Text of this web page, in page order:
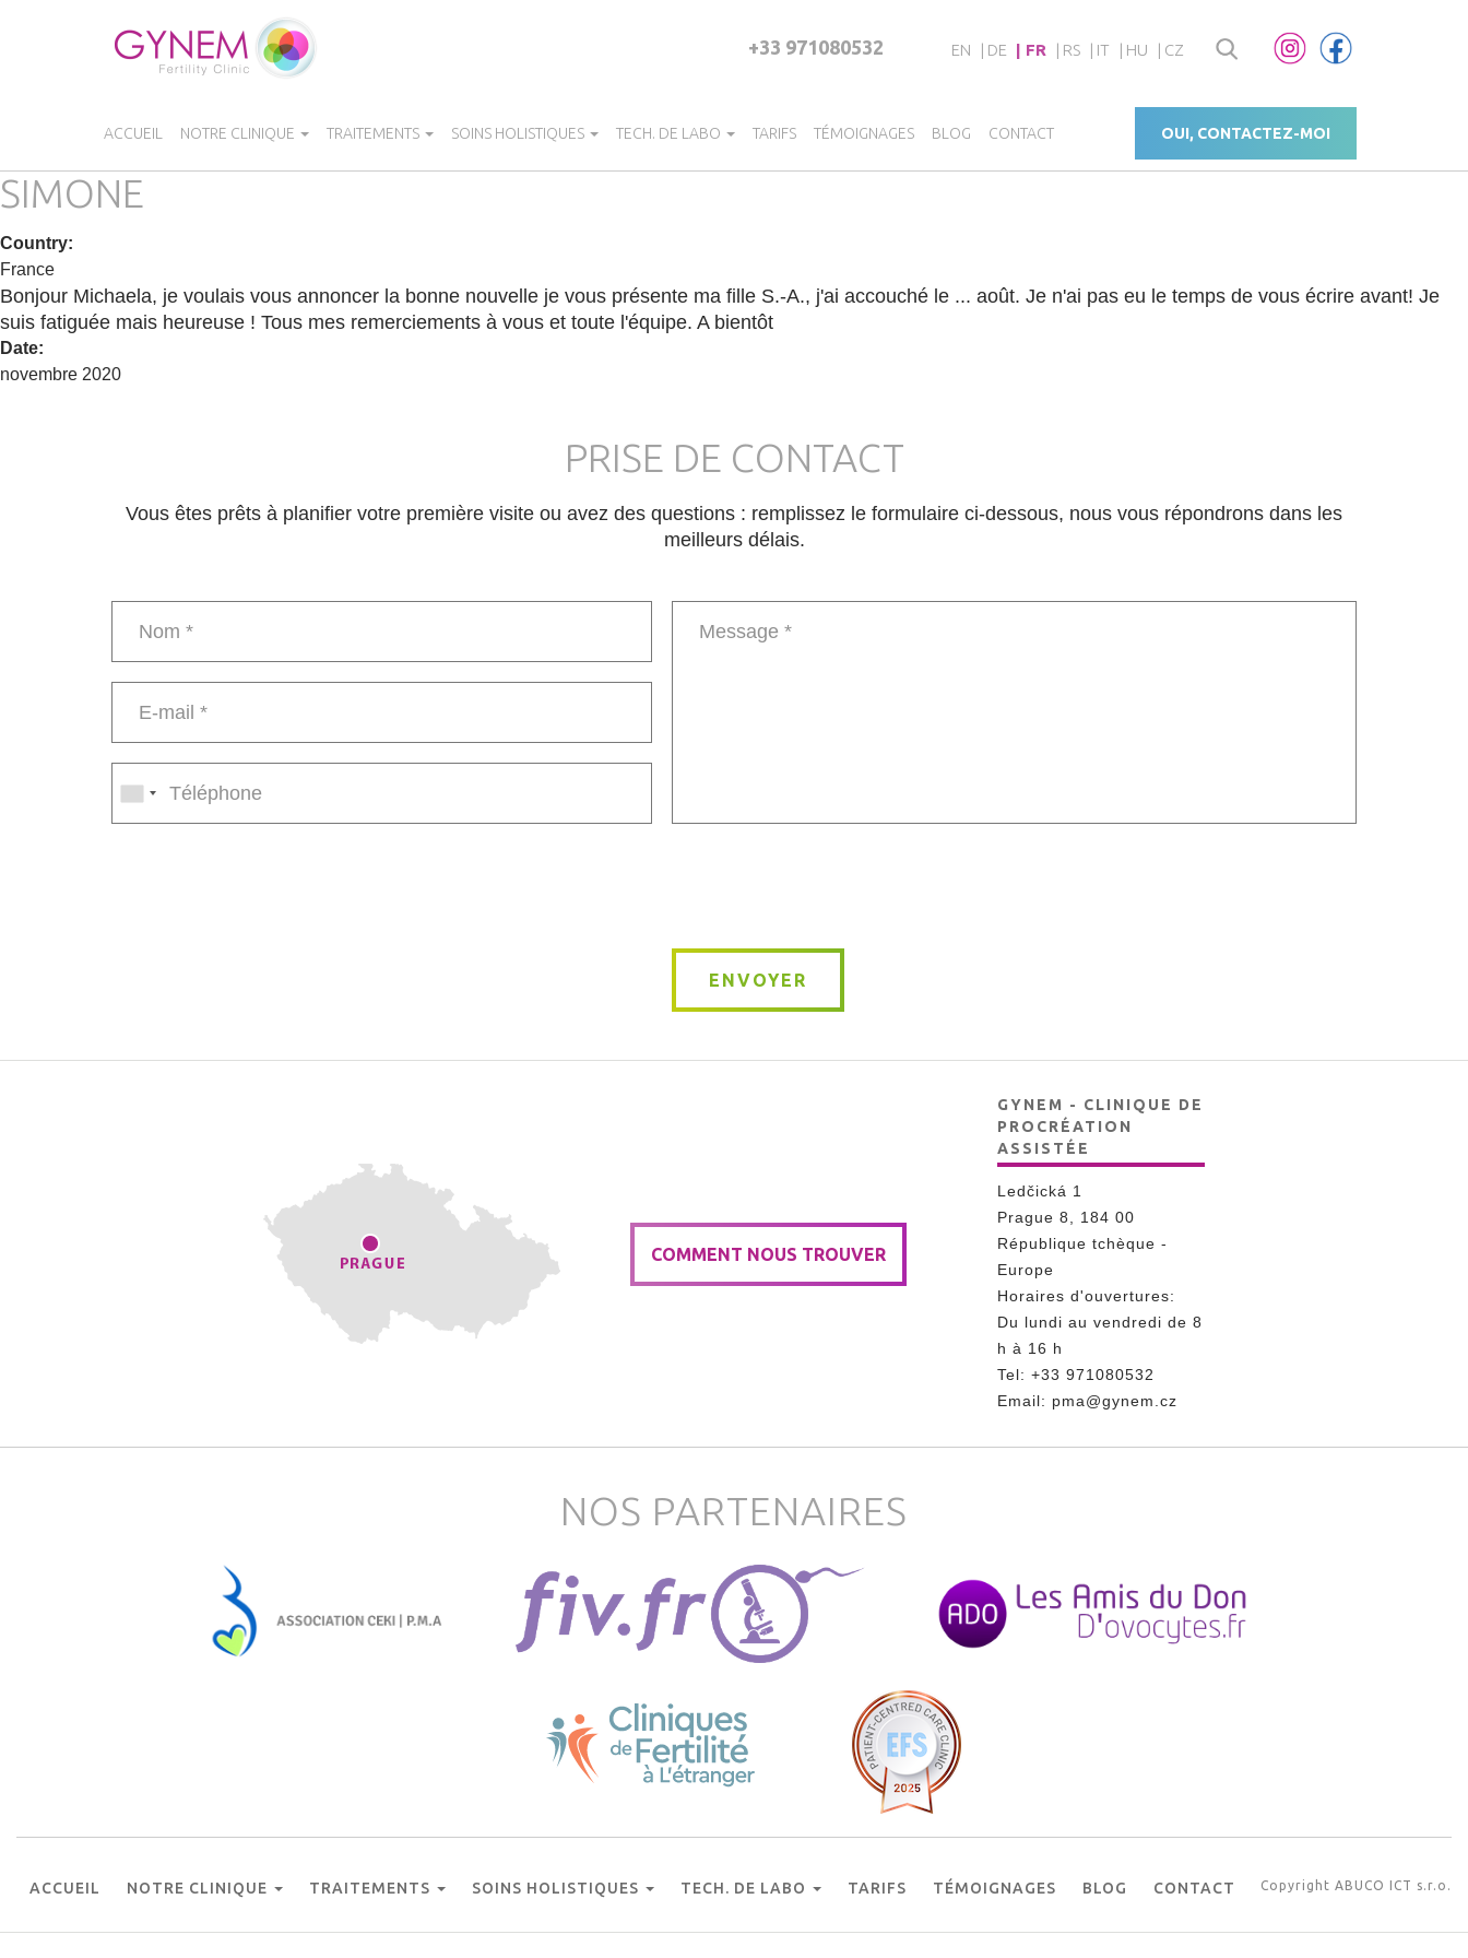
EN DE FR RS IT HU CZ
+33 971080532
ACCUEIL NOTRE CLINIQUE TRAITEMENTS SOINS HOLISTIQUES TECH. DE LABO TARIFS TÉMOIGNAGES BLOG CONTACT OUI, CONTACTEZ-MOI
SIMONE
Country:
France
Bonjour Michaela, je voulais vous annoncer la bonne nouvelle je vous présente ma fille S.-A., j'ai accouché le ... août. Je n'ai pas eu le temps de vous écrire avant! Je
suis fatiguée mais heureuse ! Tous mes remerciements à vous et toute l'équipe. A bientôt
Date:
novembre 2020
PRISE DE CONTACT
Vous êtes prêts à planifier votre première visite ou avez des questions : remplissez le formulaire ci-dessous, nous vous répondrons dans les
meilleurs délais.
mail
ENVOYER
COMMENT NOUS TROUVER
GYNEM - CLINIQUE DE
PROCRÉATION
ASSISTÉE
Ledčická 1
Prague 8, 184 00
République tchèque -
Europe
Horaires d'ouvertures:
Du lundi au vendredi de 8
h à 16 h
Tel: +33 971080532
Email: pma@gynem.cz
NOS PARTENAIRES
ACCUEIL NOTRE CLINIQUE TRAITEMENTS SOINS HOLISTIQUES TECH. DE LABO TARIFS TÉMOIGNAGES BLOG CONTACT Copyright ABUCO ICT s.r.o.